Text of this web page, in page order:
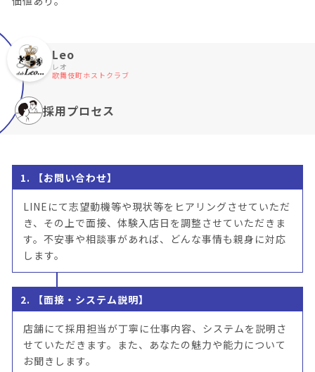
Leo
レオ
歌舞伎町ホストクラブ
採用プロセス
1. 【お問い合わせ】
LINEにて志望動機等や現状等をヒアリングさせていただ
き、その上で面接、体験入店日を調整させていただきま
す。不安事や相談事があれば、どんな事情も親身に対応
します。
2. 【面接・システム説明】
店舗にて採用担当が丁寧に仕事内容、システムを説明さ
せていただきます。また、あなたの魅力や能力について
お聞きします。